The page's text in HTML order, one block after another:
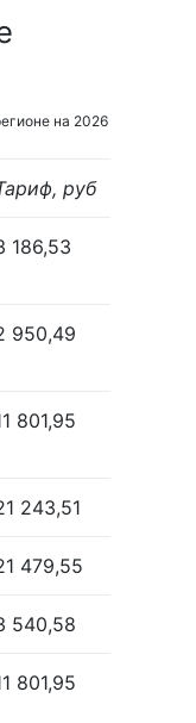
на 2026
руб
186,53
950,49
801,95
243,51
479,55
540,58
801,95